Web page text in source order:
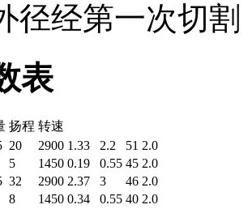
径经第一次切割
表
扬程 转速
20 2900 1.33 2.2 51 2.0
5 1450 0.19 0.55 45 2.0
32 2900 2.37 3 46 2.0
8 1450 0.34 0.55 40 2.0